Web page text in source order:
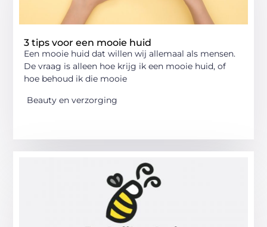
3 tips voor een mooie huid
Een mooie huid dat willen wij allemaal als mensen.
De vraag is alleen hoe krijg ik een mooie huid, of
hoe behoud ik die mooie
Beauty en verzorging